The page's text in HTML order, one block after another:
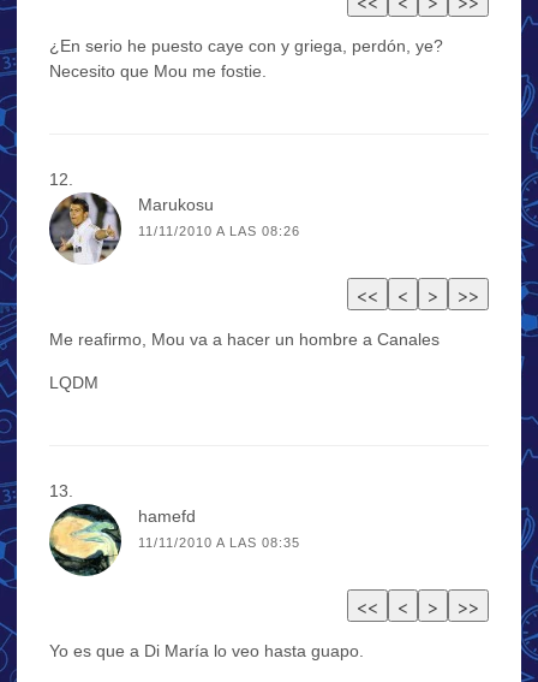
¿En serio he puesto caye con y griega, perdón, ye?
Necesito que Mou me fostie.
Marukosu
11/11/2010 A LAS 08:26
Me reafirmo, Mou va a hacer un hombre a Canales
LQDM
hamefd
11/11/2010 A LAS 08:35
Yo es que a Di María lo veo hasta guapo.